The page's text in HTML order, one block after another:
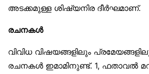
അടക്കമുള്ള ശിഷ്യനിര ദീര്‍ഘമാണ്.
രചനകള്‍
വിവിധ വിഷയങ്ങളിലും
രചനകള്‍ ഇമാമിനുണ്ട്. 1, ഫതാവല്‍